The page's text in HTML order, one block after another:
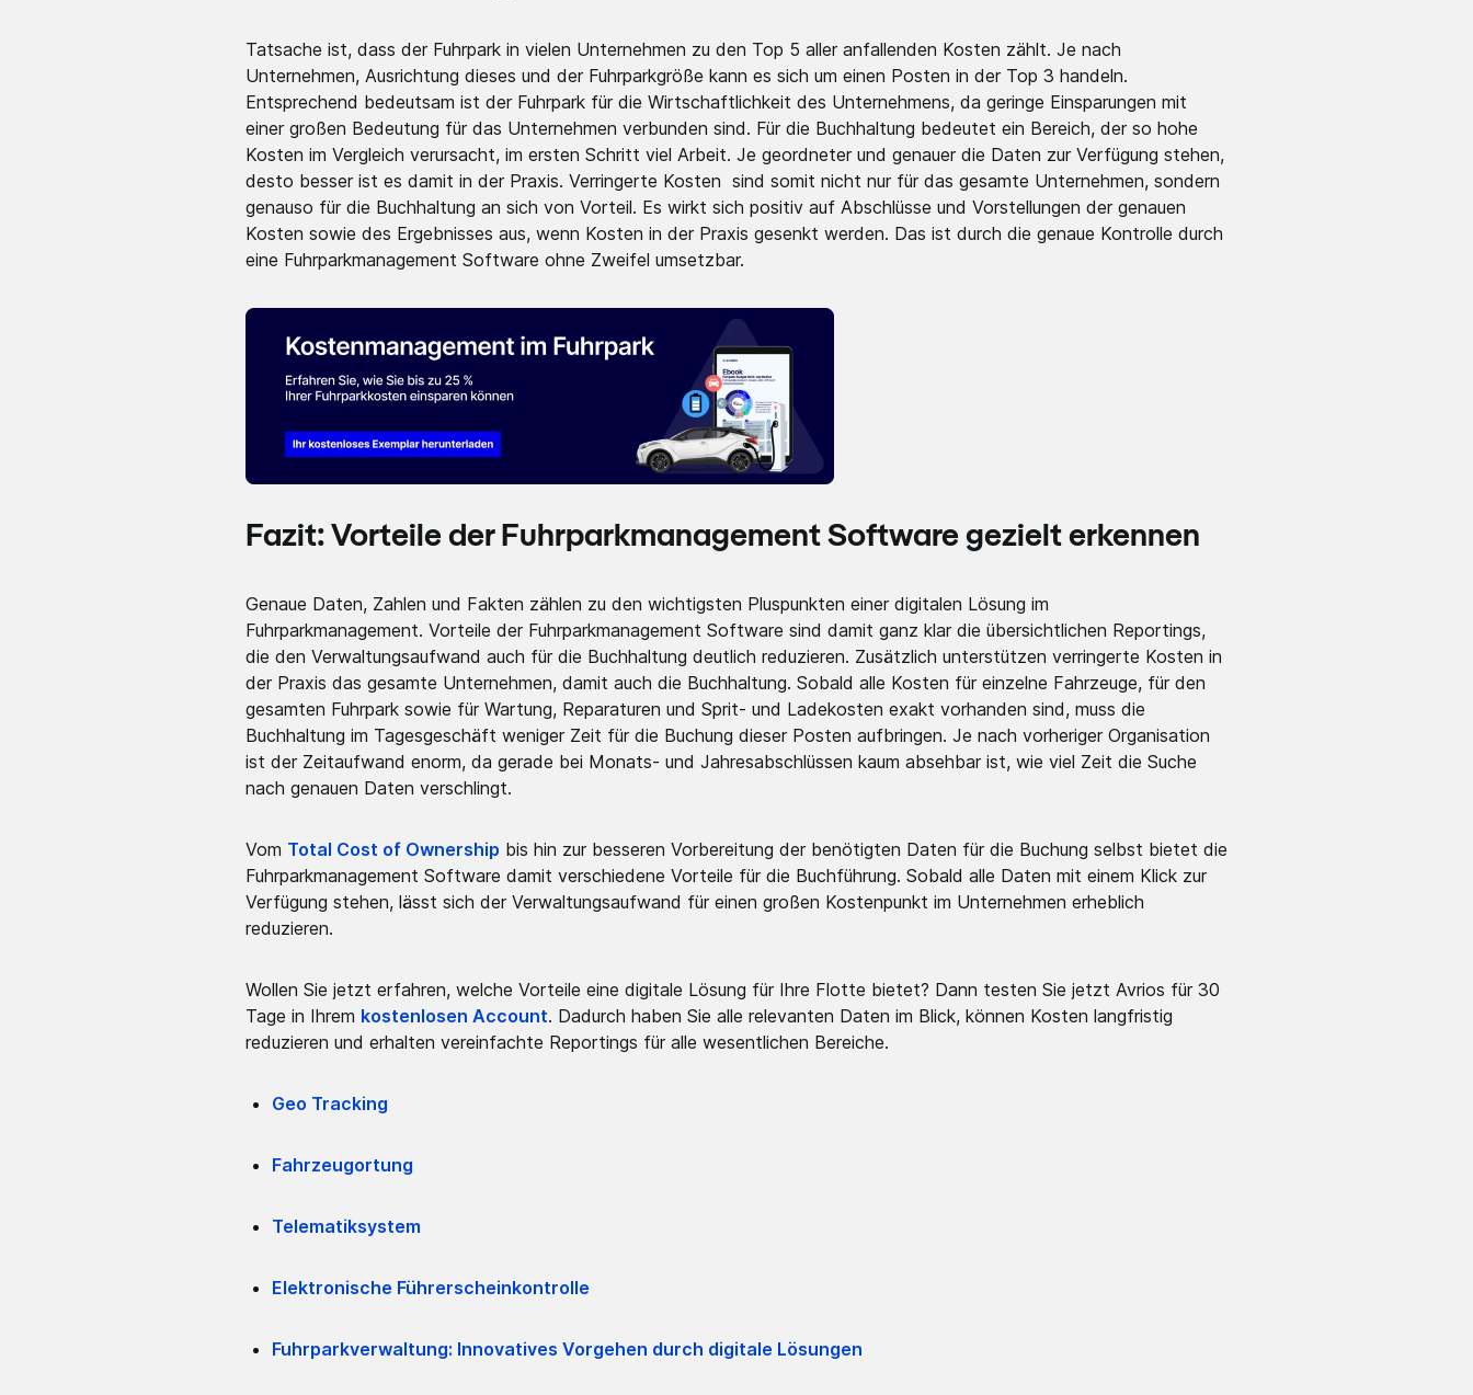
Tatsache ist, dass der Fuhrpark in vielen Unternehmen zu den Top 5 aller anfallenden Kosten zählt. Je nach
Unternehmen, Ausrichtung dieses und der Fuhrparkgröße kann es sich um einen Posten in der Top 3 handeln.
Entsprechend bedeutsam ist der Fuhrpark für die Wirtschaftlichkeit des Unternehmens, da geringe Einsparungen mit
einer großen Bedeutung für das Unternehmen verbunden sind. Für die Buchhaltung bedeutet ein Bereich, der so hohe
Kosten im Vergleich verursacht, im ersten Schritt viel Arbeit. Je geordneter und genauer die Daten zur Verfügung stehen,
desto besser ist es damit in der Praxis. Verringerte Kosten sind somit nicht nur für das gesamte Unternehmen, sondern
genauso für die Buchhaltung an sich von Vorteil. Es wirkt sich positiv auf Abschlüsse und Vorstellungen der genauen
Kosten sowie des Ergebnisses aus, wenn Kosten in der Praxis gesenkt werden. Das ist durch die genaue Kontrolle durch
eine Fuhrparkmanagement Software ohne Zweifel umsetzbar.
Fazit: Vorteile der Fuhrparkmanagement Software gezielt erkennen
Genaue Daten, Zahlen und Fakten zählen zu den wichtigsten Pluspunkten einer digitalen Lösung im
Fuhrparkmanagement. Vorteile der Fuhrparkmanagement Software sind damit ganz klar die übersichtlichen Reportings,
die den Verwaltungsaufwand auch für die Buchhaltung deutlich reduzieren. Zusätzlich unterstützen verringerte Kosten in
der Praxis das gesamte Unternehmen, damit auch die Buchhaltung. Sobald alle Kosten für einzelne Fahrzeuge, für den
gesamten Fuhrpark sowie für Wartung, Reparaturen und Sprit- und Ladekosten exakt vorhanden sind, muss die
Buchhaltung im Tagesgeschäft weniger Zeit für die Buchung dieser Posten aufbringen. Je nach vorheriger Organisation
ist der Zeitaufwand enorm, da gerade bei Monats- und Jahresabschlüssen kaum absehbar ist, wie viel Zeit die Suche
nach genauen Daten verschlingt.
Vom Total Cost of Ownership bis hin zur besseren Vorbereitung der benötigten Daten für die Buchung selbst bietet die
Fuhrparkmanagement Software damit verschiedene Vorteile für die Buchführung. Sobald alle Daten mit einem Klick zur
Verfügung stehen, lässt sich der Verwaltungsaufwand für einen großen Kostenpunkt im Unternehmen erheblich
reduzieren.
Wollen Sie jetzt erfahren, welche Vorteile eine digitale Lösung für Ihre Flotte bietet? Dann testen Sie jetzt Avrios für 30
Tage in Ihrem kostenlosen Account. Dadurch haben Sie alle relevanten Daten im Blick, können Kosten langfristig
reduzieren und erhalten vereinfachte Reportings für alle wesentlichen Bereiche.
Geo Tracking
Fahrzeugortung
Telematiksystem
Elektronische Führerscheinkontrolle
Fuhrparkverwaltung: Innovatives Vorgehen durch digitale Lösungen